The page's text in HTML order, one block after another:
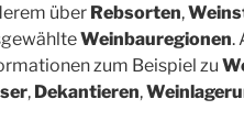
über Rebsorten,
Weinbauregionen.
zum Beispiel zu
, Dekantieren,